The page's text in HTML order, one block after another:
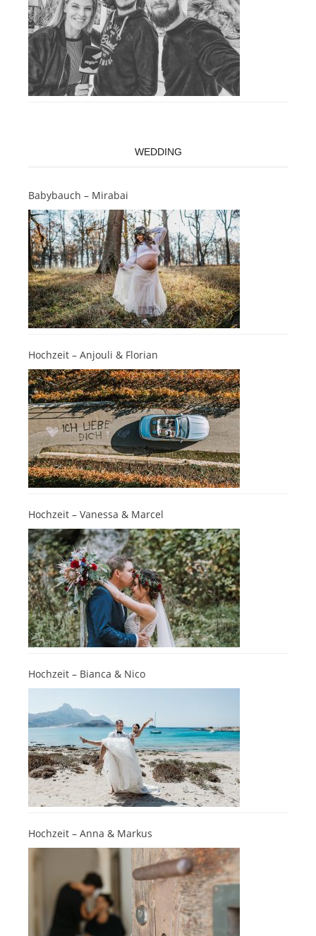
WEDDING
Babybauch – Mirabai
Hochzeit – Anjouli & Florian
Hochzeit – Vanessa & Marcel
Hochzeit – Bianca & Nico
Hochzeit – Anna & Markus